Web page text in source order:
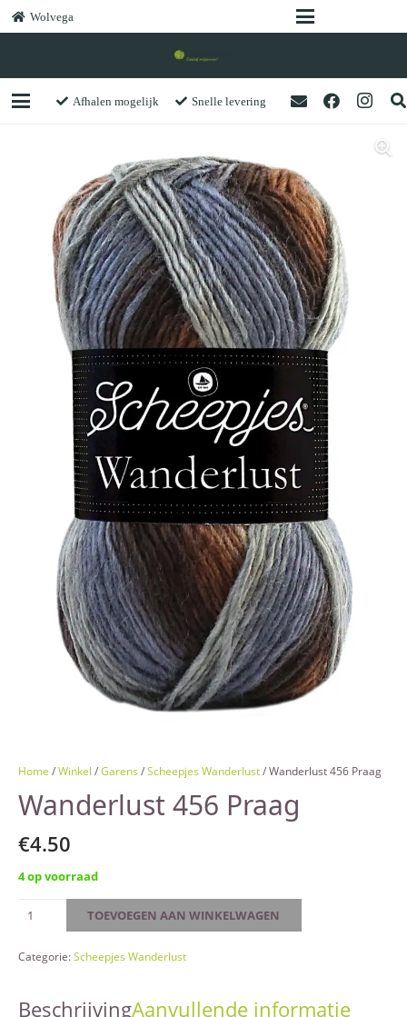
Wolvega
Afhalen mogelijk Snelle levering
Home /Winkel /Garens /Scheepjes Wanderlust/ Wanderlust 456 Praag
Wanderlust 456 Praag
€4.50
4 op voorraad
Wanderlust
Praag
TOEVOEGEN AAN WINKELWAGEN
Categorie:Scheepjes Wanderlust
BeschrijvingAanvullende informatie